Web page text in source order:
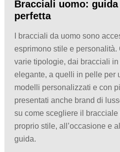
Bracciali uomo:
perfetta
I bracciali da uomo sono
esprimono stile e personalità.
varie tipologie, dai bracciali
elegante, a quelli in pelle per
modelli personalizzati e con
presentati anche brand di
su come scegliere il bracciale
proprio stile, all’occasione e
guida.